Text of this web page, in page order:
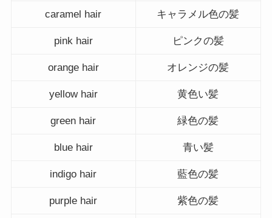
caramel hair キャラメル色の髪
pink hair ピンクの髪
orange hair オレンジの髪
yellow hair 黄色い髪
green hair 緑色の髪
blue hair 青い髪
indigo hair 藍色の髪
purple hair 紫色の髪